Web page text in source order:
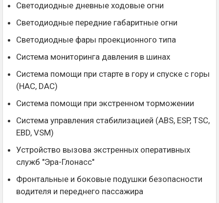
Светодиодные дневные ходовые огни
Светодиодные передние габаритные огни
Светодиодные фары проекционного типа
Система мониторинга давления в шинах
Система помощи при старте в гору и спуске с горы
(HAC, DAC)
Система помощи при экстренном торможении
Система управления стабилизацией (ABS, ESP, TSC,
EBD, VSM)
Устройство вызова экстренных оперативных
служб "Эра-Глонасс"
Фронтальные и боковые подушки безопасности
водителя и переднего пассажира